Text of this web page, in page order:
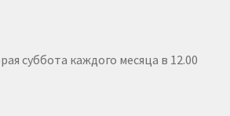
суббота каждого месяца в 12.00